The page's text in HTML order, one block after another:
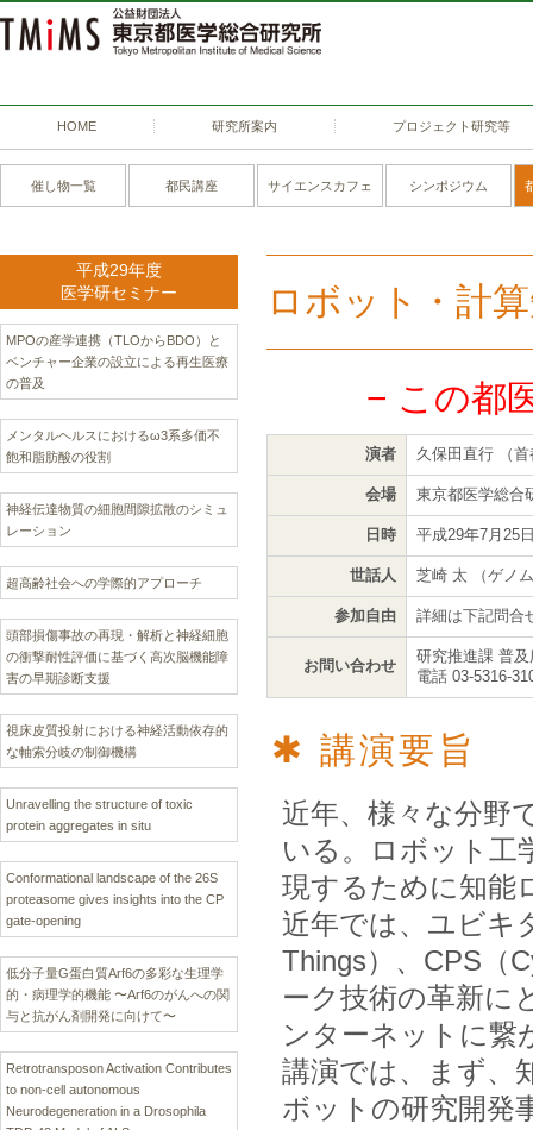
HOME 研究所案内 プロジェクト研究等
催し物一覧 都民講座 サイエンスカフェ シンポジウム
平成29年度
医学研セミナー
MPOの産学連携（TLOからBDO）と
ベンチャー企業の設立による再生医療
の普及
メンタルヘルスにおけるω3系多価不
飽和脂肪酸の役割
神経伝達物質の細胞間隙拡散のシミュ
レーション
超高齢社会への学際的アプローチ
頭部損傷事故の再現・解析と神経細胞
の衝撃耐性評価に基づく高次脳機能障
害の早期診断支援
視床皮質投射における神経活動依存的
な軸索分岐の制御機構
Unravelling the structure of toxic
protein aggregates in situ
Conformational landscape of the 26S
proteasome gives insights into the CP
gate-opening
低分子量G蛋白質Arf6の多彩な生理学
的・病理学的機能 〜Arf6のがんへの関
与と抗がん剤開発に向けて〜
Retrotransposon Activation Contributes
to non-cell autonomous
Neurodegeneration in a Drosophila
ロボット・計
− この都
演者 久保田直行 （
会場 東京都医学総合
日時 平成29年7月25
世話人 芝崎 太 （ゲノ
参加自由 詳細は下記問合
お問い合わせ
研究推進課 普及
電話 03-5316-
講演要旨
近年、様々な分野
いる。ロボット工
現するために知能
近年では、ユビキ
Things）、CPS（
ーク技術の革新に
ンターネットに繋
講演では、まず、
ボットの研究開発